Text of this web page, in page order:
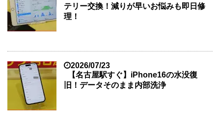
テリー交換！減りが早いお悩みも即日修
理！
2026/07/23
【名古屋駅すぐ】iPhone16の水没復
旧！データそのまま内部洗浄